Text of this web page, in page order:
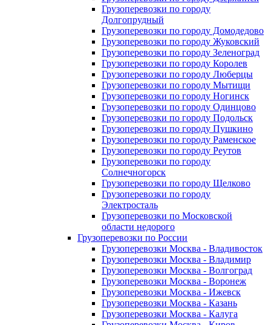
Грузоперевозки по городу
Долгопрудный
Грузоперевозки по городу Домодедово
Грузоперевозки по городу Жуковский
Грузоперевозки по городу Зеленоград
Грузоперевозки по городу Королев
Грузоперевозки по городу Люберцы
Грузоперевозки по городу Мытищи
Грузоперевозки по городу Ногинск
Грузоперевозки по городу Одинцово
Грузоперевозки по городу Подольск
Грузоперевозки по городу Пушкино
Грузоперевозки по городу Раменское
Грузоперевозки по городу Реутов
Грузоперевозки по городу
Солнечногорск
Грузоперевозки по городу Щелково
Грузоперевозки по городу
Электросталь
Грузоперевозки по Московской
области недорого
Грузоперевозки по России
Грузоперевозки Москва - Владивосток
Грузоперевозки Москва - Владимир
Грузоперевозки Москва - Волгоград
Грузоперевозки Москва - Воронеж
Грузоперевозки Москва - Ижевск
Грузоперевозки Москва - Казань
Грузоперевозки Москва - Калуга